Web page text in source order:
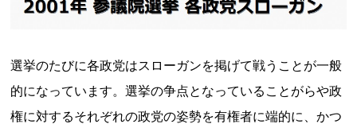
選挙のたびに各政党はスローガンを掲げて戦うことが一般
的になっています。選挙の争点となっていることがらや政
権に対するそれぞれの政党の姿勢を有権者に端的に、かつ